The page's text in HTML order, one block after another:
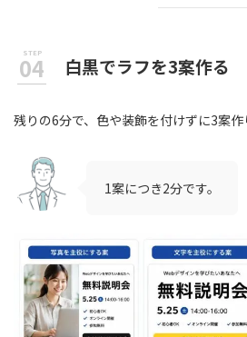
白黒でラフを3案作る
残りの6分で、色や装飾を付けずに3案作
1案につき2分です。